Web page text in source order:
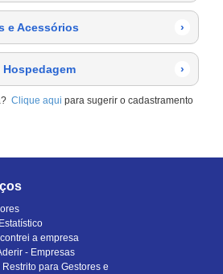
e Acessórios ›
›
Clique aqui para sugerir o cadastramento
a empresa
- Empresas
para Gestores e